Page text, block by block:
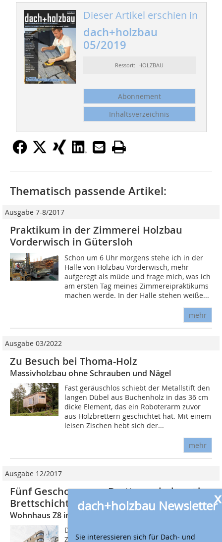
Dieser Artikel erschien in
dach+holzbau
05/2019
Ressort: HOLZBAU
Abonnement
Inhaltsverzeichnis
x
dach+holzbau Newsletter
Sie interessieren sich für Dach- und
Thematisch passende Artikel:
Ausgabe 7-8/2017
Praktikum in der Zimmerei Holzbau
Vorderwisch in Gütersloh
Schon um 6 Uhr morgens stehe ich in der
Halle von Holzbau Vorderwisch, mehr
aufgeregt als müde und frage mich, was ich
am ersten Tag meines Zimmereipraktikums
machen werde. In der Halle stehen weiße...
mehr
Ausgabe 03/2022
Zu Besuch bei Thoma-Holz
Massivholzbau ohne Schrauben und Nägel
Fast geräuschlos schiebt der Metallstift den
langen Dübel aus Buchenholz in das 36 cm
dicke Element, das ein Roboterarm zuvor
aus Holzbrettern geschichtet hat. Mit einem
leisen Zischen hebt sich der...
mehr
Ausgabe 12/2017
Fünf Geschosse aus Brettsperrholz und
Brettschichtholz
Wohnhaus Z8 in Holzbauweise entsteht in Leipzig
Der Stadtteil Leipzig-Lindenau war zu DDR-
Zeiten ein großes Wohn- und